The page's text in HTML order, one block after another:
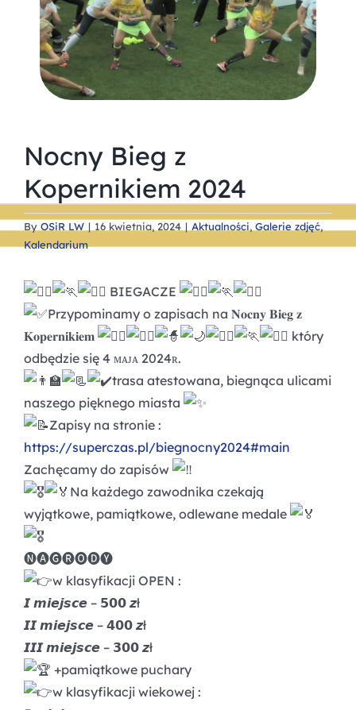
Nocny Bieg z
Kopernikiem 2024
By OSiR LW | 16 kwietnia, 2024 | Aktualności, Galerie zdjęć,
Kalendarium
BIEGACZE
Przypominamy o zapisach na 𝐍𝐨𝐜𝐧𝐲 𝐁𝐢𝐞𝐠 𝐳
𝐊𝐨𝐩𝐞𝐫𝐧𝐢𝐤𝐢𝐞𝐦
który
odbędzie się 4 ᴍᴀᴊᴀ 2024ʀ.
trasa atestowana, biegnąca ulicami
naszego pięknego miasta
Zapisy na stronie :
https://superczas.pl/biegnocny2024#main
Zachęcamy do zapisów
Na każdego zawodnika czekają
wyjątkowe, pamiątkowe, odlewane medale
🅝🅐🅖🅡🅞🅓🅨
w klasyfikacji OPEN :
𝙄 𝙢𝙞𝙚𝙟𝙨𝙘𝙚 – 𝟱𝟬𝟬 𝙯ł
𝙄𝙄 𝙢𝙞𝙚𝙟𝙨𝙘𝙚 – 𝟰𝟬𝟬 𝙯ł
𝙄𝙄𝙄 𝙢𝙞𝙚𝙟𝙨𝙘𝙚 – 𝟯𝟬𝟬 𝙯ł
+pamiątkowe puchary
w klasyfikacji wiekowej :